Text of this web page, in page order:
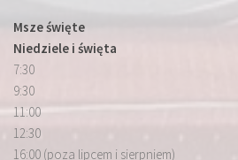
Msze święte
Niedziele i święta
7:30
9:30
11:00
12:30
16:00 (poza lipcem i sierpniem)